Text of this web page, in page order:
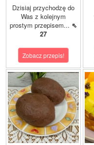
Dzisiaj przychodzę do
Was z kolejnym
prostym przepisem... ⇖
27
Zobacz przepis!